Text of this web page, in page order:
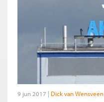
9 jun 2017 Dick van Wensveen